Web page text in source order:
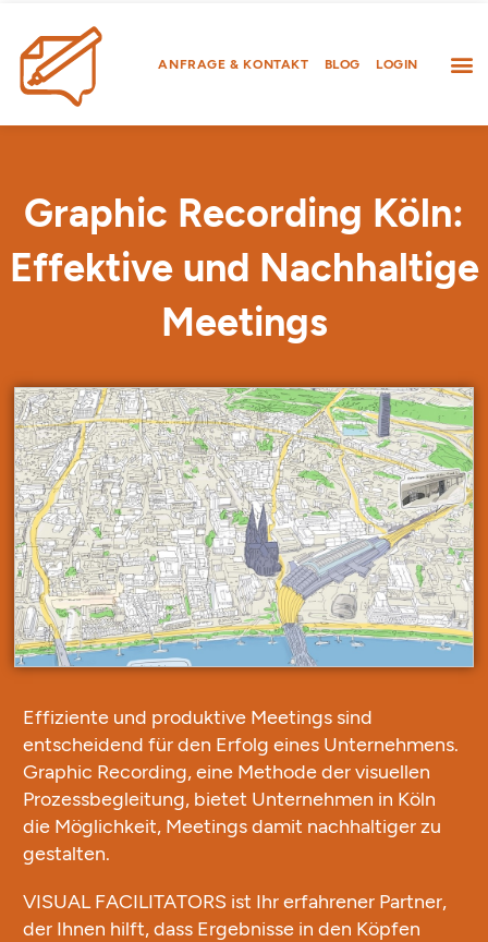
Inhalt
springen
ANFRAGE & KONTAKT BLOG LOGIN
Graphic Recording Köln:
Effektive und Nachhaltige
Meetings
Effiziente und produktive Meetings sind
entscheidend für den Erfolg eines Unternehmens.
Graphic Recording, eine Methode der visuellen
Prozessbegleitung, bietet Unternehmen in Köln
die Möglichkeit, Meetingsdamit nachhaltiger zu
gestalten.
VISUAL FACILITATORS ist Ihr erfahrener Partner,
der Ihnen hilft,dass Ergebnisse in den Köpfen